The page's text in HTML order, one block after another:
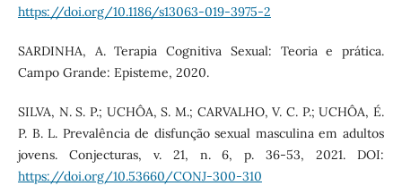
https://doi.org/10.1186/s13063-019-3975-2
SARDINHA, A. Terapia Cognitiva Sexual: Teoria e prática.
Campo Grande: Episteme, 2020.
SILVA, N. S. P.; UCHÔA, S. M.; CARVALHO, V. C. P.; UCHÔA, É.
P. B. L. Prevalência de disfunção sexual masculina em adultos
jovens. Conjecturas, v. 21, n. 6, p. 36-53, 2021. DOI:
https://doi.org/10.53660/CONJ-300-310